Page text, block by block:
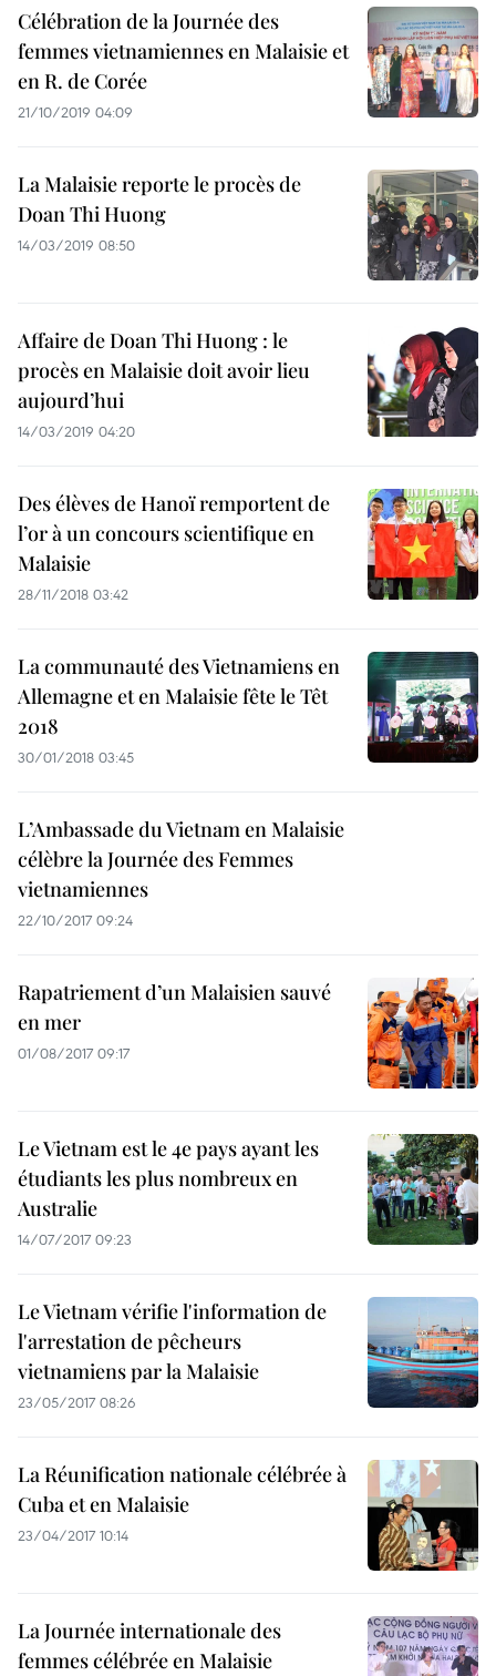
Célébration de la Journée des
femmes vietnamiennes en Malaisie et
en R. de Corée
21/10/2019 04:09
La Malaisie reporte le procès de
Doan Thi Huong
14/03/2019 08:50
Affaire de Doan Thi Huong : le
procès en Malaisie doit avoir lieu
aujourd’hui
14/03/2019 04:20
Des élèves de Hanoï remportent de
l’or à un concours scientifique en
Malaisie
28/11/2018 03:42
La communauté des Vietnamiens en
Allemagne et en Malaisie fête le Têt
2018
30/01/2018 03:45
L’Ambassade du Vietnam en Malaisie
célèbre la Journée des Femmes
vietnamiennes
22/10/2017 09:24
Rapatriement d’un Malaisien sauvé
en mer
01/08/2017 09:17
Le Vietnam est le 4e pays ayant les
étudiants les plus nombreux en
Australie
14/07/2017 09:23
Le Vietnam vérifie l'information de
l'arrestation de pêcheurs
vietnamiens par la Malaisie
23/05/2017 08:26
La Réunification nationale célébrée à
Cuba et en Malaisie
23/04/2017 10:14
La Journée internationale des
femmes célébrée en Malaisie